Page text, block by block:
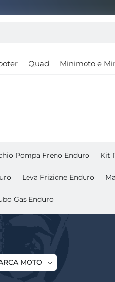
Quad Minimoto e
Pompa Freno Enduro Kit
Leva Frizione Enduro
Gas Enduro
MOTO